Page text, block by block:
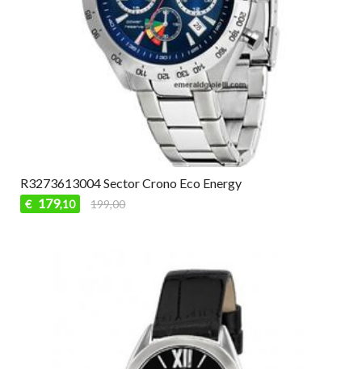
R3273613004 Sector Crono Eco Energy
€ 179,10 199,00